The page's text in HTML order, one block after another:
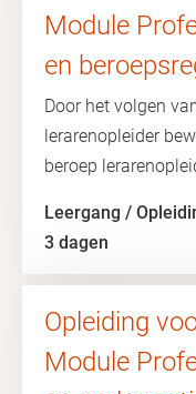
Module
en
Door het volgen
lerarenopleider
beroep
Leergang /
3 dagen
Opleiding
Module